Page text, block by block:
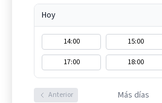
Hoy
14:00 15:00
17:00
18:00
Anterior Más días